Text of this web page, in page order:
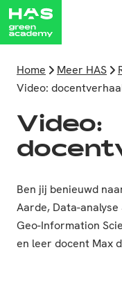
Home Meer HAS
Video:
Video:
Ben jij benieuwd
Aarde, Data-
Geo-Information
en leer docent Max